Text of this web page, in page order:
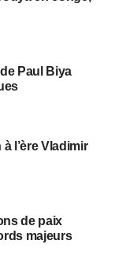
Paul Biya
l’ère Vladimir
de paix
majeurs